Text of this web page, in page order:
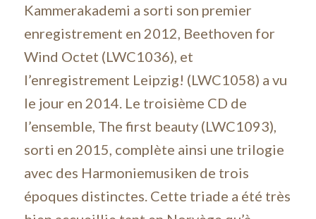
Kammerakademi a sorti son premier
enregistrement en 2012, Beethoven for
Wind Octet (LWC1036), et
l’enregistrement Leipzig! (LWC1058) a vu
le jour en 2014. Le troisième CD de
l’ensemble, The first beauty (LWC1093),
sorti en 2015, complète ainsi une trilogie
avec des Harmoniemusiken de trois
époques distinctes. Cette triade a été très